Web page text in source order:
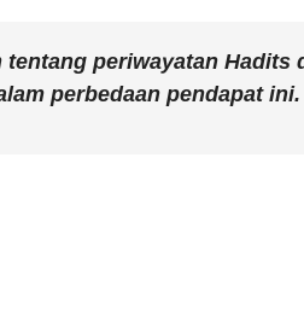
periwayatan Hadits
perbedaan pendapat ini.